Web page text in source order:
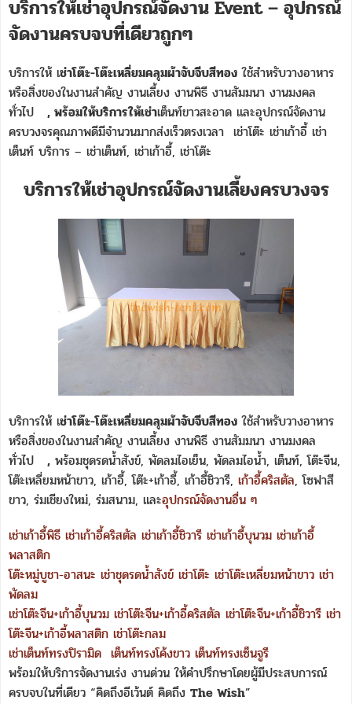
บริการให้เช่าอุปกรณ์จัดงาน Event – อุปกรณ์
จัดงานครบจบที่เดียวถูกๆ
บริการให้ เช่าโต๊ะ-โต๊ะเหลี่ยมคลุมผ้าจับจีบสีทอง ใช้สำหรับวางอาหาร
หรือสิ่งของในงานสำคัญ งานเลี้ยง งานพิธี งานสัมมนา งานมงคล
ทั่วไป
, พร้อมให้บริการให้เช่าเต็นท์ขาวสะอาด และอุปกรณ์จัดงาน
ครบวงจรคุณภาพดีมีจำนวนมากส่งเร็วตรงเวลา เช่าโต๊ะ เช่าเก้าอี้ เช่า
เต็นท์ บริการ – เช่าเต็นท์, เช่าเก้าอี้, เช่าโต๊ะ
บริการให้เช่าอุปกรณ์จัดงานเลี้ยงครบวงจร
บริการให้ เช่าโต๊ะ-โต๊ะเหลี่ยมคลุมผ้าจับจีบสีทอง ใช้สำหรับวางอาหาร
หรือสิ่งของในงานสำคัญ งานเลี้ยง งานพิธี งานสัมมนา งานมงคล
ทั่วไป
, พร้อมชุดรดน้ำสังข์, พัดลมไอเย็น, พัดลมไอน้ำ, เต็นท์, โต๊ะจีน,
โต๊ะเหลี่ยมหน้าขาว, เก้าอี้, โต๊ะ+เก้าอี้, เก้าอี้ชิวารี, เก้าอี้คริสตัล, โซฟาสี
ขาว, ร่มเชียงใหม่, ร่มสนาม, และอุปกรณ์จัดงานอื่น ๆ
เช่าเก้าอี้พิธี เช่าเก้าอี้คริสตัล เช่าเก้าอี้ชิวารี เช่าเก้าอี้บุนวม เช่าเก้าอี้
พลาสติก
โต๊ะหมู่บูชา-อาสนะ เช่าชุดรดน้ำสังข์ เช่าโต๊ะ เช่าโต๊ะเหลี่ยมหน้าขาว เช่า
พัดลม
เช่าโต๊ะจีน+เก้าอี้บุนวม เช่าโต๊ะจีน+เก้าอี้คริสตัล เช่าโต๊ะจีน+เก้าอี้ชิวารี เช่า
โต๊ะจีน+เก้าอี้พลาสติก เช่าโต๊ะกลม
เช่าเต็นท์ทรงปิรามิด เต็นท์ทรงโค้งขาว เต็นท์ทรงเซ็นจูรี
พร้อมให้บริการจัดงานเร่ง งานด่วน ให้คำปรึกษาโดยผู้มีประสบการณ์
ครบจบในที่เดียว “คิดถึงอีเว้นต์ คิดถึง The Wish”